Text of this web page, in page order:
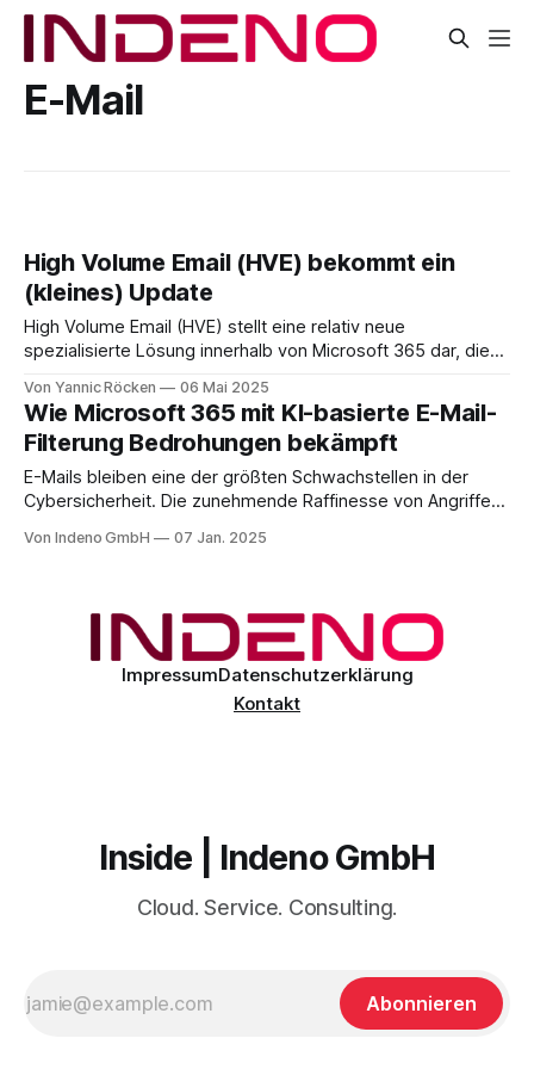
E-Mail
High Volume Email (HVE) bekommt ein
(kleines) Update
High Volume Email (HVE) stellt eine relativ neue
spezialisierte Lösung innerhalb von Microsoft 365 dar, die
ermöglicht und das ohne die üblichen
Empfängerratenbegrenzungen. Seit der öffentlichen
Vorschau im April 2024 hat sich HVE weiterentwickelt. Die
allgemeine Verfügbarkeit ist mittlerweile für September
Von Yannic Röcken 06 Mai 2025
Wie Microsoft 365 mit KI-basierte E-Mail-
Filterung Bedrohungen bekämpft
E-Mails bleiben eine der größten Schwachstellen in der
Cybersicherheit. Die zunehmende Raffinesse von Angriffen
Microsoft 365 demonstriert eindrucksvoll, wie moderne KI-
von Anwendern vor dynamischen Bedrohungen weltweit zu
Von Indeno GmbH 07 Jan. 2025
ImpressumDatenschutzerklärung
Kontakt
Inside | Indeno GmbH
Cloud. Service. Consulting.
Abonnieren